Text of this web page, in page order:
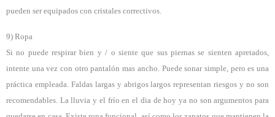
pueden ser equipados con cristales correctivos.
9) Ropa
Si no puede respirar bien y / o siente que sus piernas se sienten apretados,
intente una vez con otro pantalón mas ancho. Puede sonar simple, pero es una
práctica empleada. Faldas largas y abrigos largos representan riesgos y no son
recomendables. La lluvia y el frío en el dia de hoy ya no son argumentos para